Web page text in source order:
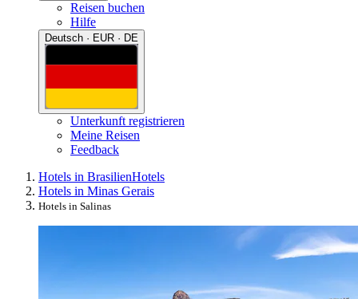
Reisen buchen
Hilfe
Deutsch · EUR · DE
Unterkunft registrieren
Meine Reisen
Feedback
Hotels in BrasilienHotels
Hotels in Minas Gerais
Hotels in Salinas